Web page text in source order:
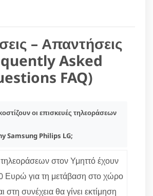
– Απαντήσεις
Asked
FAQ)
οι επισκευές τηλεοράσεων
Samsung Philips LG;
στον Υμηττό έχουν
Ευρώ για τη μετάβαση στο χώρο
στη συνέχεια θα γίνει εκτίμηση